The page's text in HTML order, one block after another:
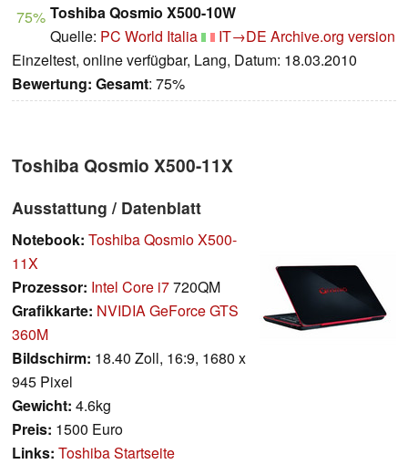
75% Toshiba Qosmio X500-10W
Quelle: PC World Italia IT→DE Archive.org version
Einzeltest, online verfügbar, Lang, Datum: 18.03.2010
Bewertung: Gesamt: 75%
Toshiba Qosmio X500-11X
Ausstattung / Datenblatt
Notebook: Toshiba Qosmio X500-
11X
Prozessor: Intel Core i7720QM
Grafikkarte: NVIDIA GeForce GTS
360M
Bildschirm: 18.40 Zoll, 16:9, 1680 x
945 Pixel
Gewicht: 4.6kg
Preis: 1500 Euro
Links: Toshiba Startseite